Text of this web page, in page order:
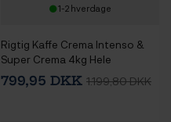
1-2 hverdage
Rigtig Kaffe Crema Intenso &
Super Crema 4kg Hele
kaffebønner
799,95 DKK 1.199,80 DKK